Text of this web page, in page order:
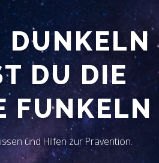
LESERSTIMMEN KONTAKT
DUNKELN
DU DIE
FUNKELN
und Hilfen zur Prävention.